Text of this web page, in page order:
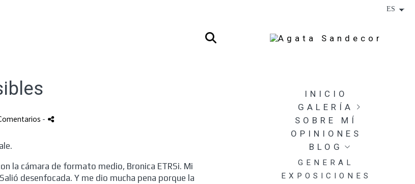
INICIO
GALERÍA
JEREZ POR ALEGRÍAS
2025
DESCARTES GLACIALES
DESCARTES GLACIALES
ANALÓGICOS
SOBRE MÍ
OPINIONES
BLOG
GENERAL
EXPOSICIONES
-
la cámara de formato medio, Bronica ETRSi. Mi
desenfocada. Y me dio mucha pena porque la